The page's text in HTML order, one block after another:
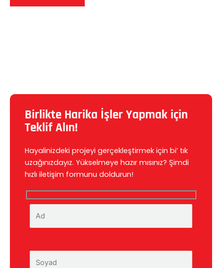
Birlikte Harika İşler Yapmak için
Teklif Alın!
Hayalinizdeki projeyi gerçekleştirmek için bi’ tık
uzağınızdayız. Yükselmeye hazır mısınız? Şimdi
hızlı iletişim formunu doldurun!